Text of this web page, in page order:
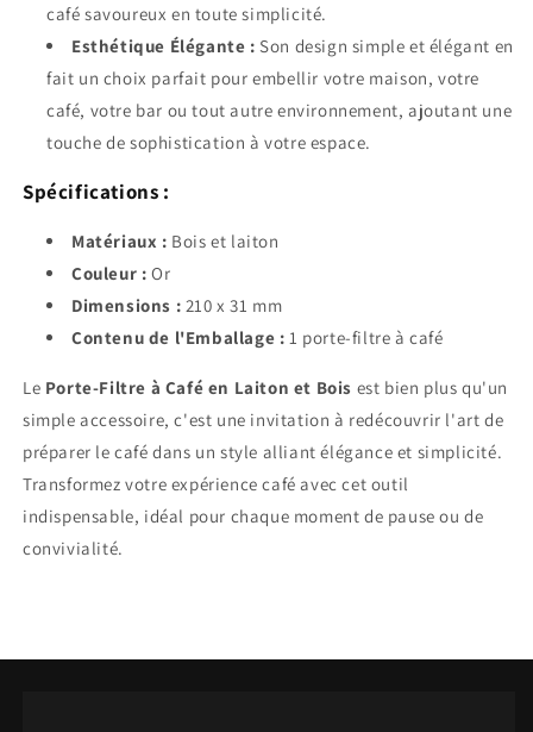
café savoureux en toute simplicité.
Esthétique Élégante : Son design simple et élégant en
fait un choix parfait pour embellir votre maison, votre
café, votre bar ou tout autre environnement, ajoutant une
touche de sophistication à votre espace.
Spécifications :
Matériaux : Bois et laiton
Couleur : Or
Dimensions : 210 x 31 mm
Contenu de l'Emballage : 1 porte-filtre à café
Le Porte-Filtre à Café en Laiton et Bois est bien plus qu'un
simple accessoire, c'est une invitation à redécouvrir l'art de
préparer le café dans un style alliant élégance et simplicité.
Transformez votre expérience café avec cet outil
indispensable, idéal pour chaque moment de pause ou de
convivialité.